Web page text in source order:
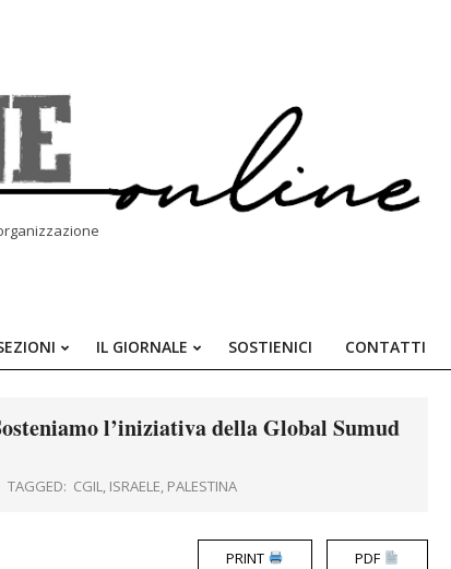
Primary
Menu
IL GIORNALE SOSTIENICI CONTATTI
l’iniziativa della Global Sumud
TAGGED: CGIL, ISRAELE, PALESTINA
PRINT PDF